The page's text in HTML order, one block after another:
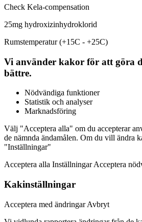
Check Kela-compensation
25mg hydroxizinhydroklorid
Rumstemperatur (+15C - +25C)
Vi använder kakor för att göra
bättre.
Nödvändiga funktioner
Statistik och analyser
Marknadsföring
Välj "Acceptera alla" om du accepterar
de nämnda ändamålen. Om du vill ändra
"Inställningar"
Acceptera alla Inställningar Acceptera
Kakinställningar
Acceptera med ändringar Avbryt